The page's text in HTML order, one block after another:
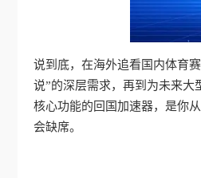
说到底，在海外追看国内体育
说”的深层需求，再到为未来
核心功能的回国加速器，是你
会缺席。